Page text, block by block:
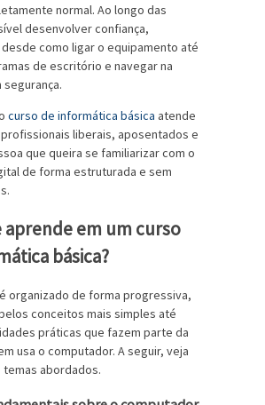
normal. Ao longo das
desenvolver confiança,
como ligar o equipamento até
de escritório e navegar na
curso de informática básica atende
liberais, aposentados e
que queira se familiarizar com o
de forma estruturada e sem
aprende em um curso
básica?
organizado de forma progressiva,
conceitos mais simples até
práticas que fazem parte da
usa o computador. A seguir, veja
abordados.